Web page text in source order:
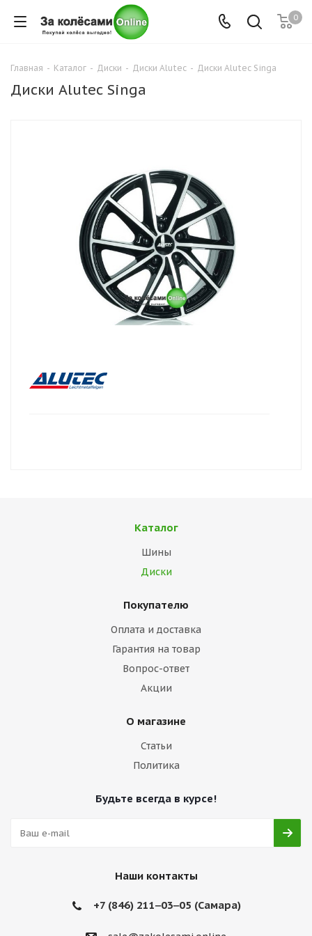
0
Главная - Каталог - Диски - Диски Alutec - Диски Alutec Singa
Диски Alutec Singa
Каталог
Шины
Диски
Покупателю
Оплата и доставка
Гарантия на товар
Вопрос-ответ
Акции
О магазине
Статьи
Политика
Будьте всегда в курсе!
Наши контакты
+7 (846) 211‒03‒05 (Самара)